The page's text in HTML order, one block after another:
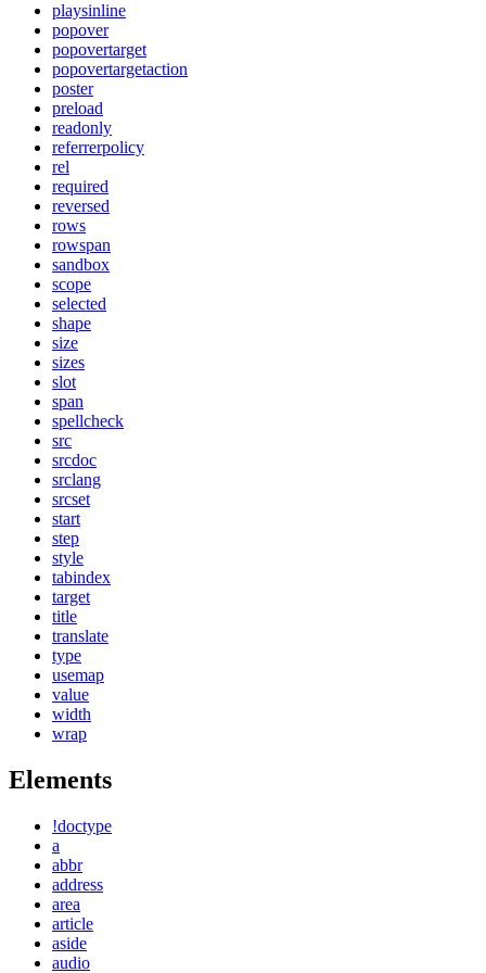
playsinline
popover
popovertarget
popovertargetaction
poster
preload
readonly
referrerpolicy
rel
required
reversed
rows
rowspan
sandbox
scope
selected
shape
size
sizes
slot
span
spellcheck
src
srcdoc
srclang
srcset
start
step
style
tabindex
target
title
translate
type
usemap
value
width
wrap
Elements
!doctype
a
abbr
address
area
article
aside
audio